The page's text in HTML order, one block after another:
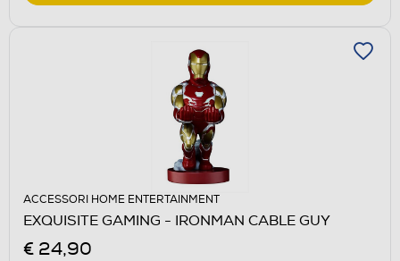
ACCESSORI HOME ENTERTAINMENT
EXQUISITE GAMING - IRONMAN CABLE GUY
€ 24,90